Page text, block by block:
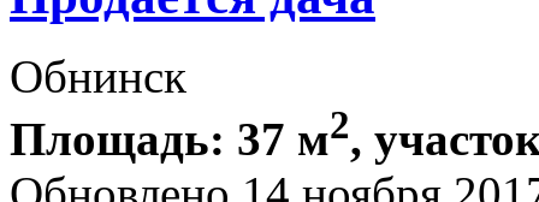
Обнинск
Площадь: 37 м2,